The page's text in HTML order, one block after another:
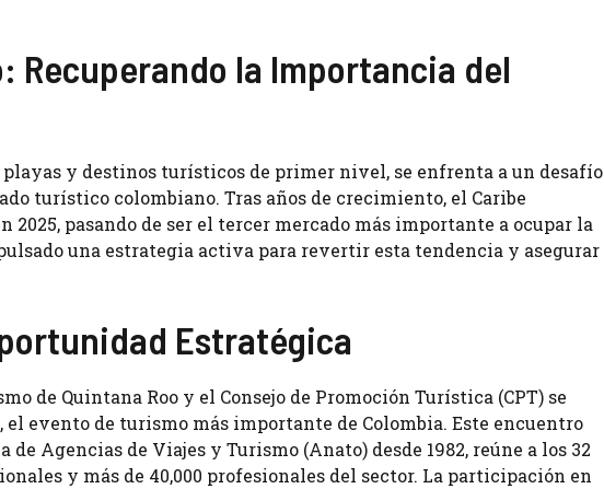
Recuperando la Importancia del
y destinos turísticos de primer nivel, se enfrenta a un desafío
turístico colombiano. Tras años de crecimiento, el Caribe
pasando de ser el tercer mercado más importante a ocupar la
una estrategia activa para revertir esta tendencia y asegurar
Estratégica
de Quintana Roo y el Consejo de Promoción Turística (CPT) se
, el evento de turismo más importante de Colombia. Este encuentro
Agencias de Viajes y Turismo (Anato) desde 1982, reúne a los 32
y más de 40,000 profesionales del sector. La participación en